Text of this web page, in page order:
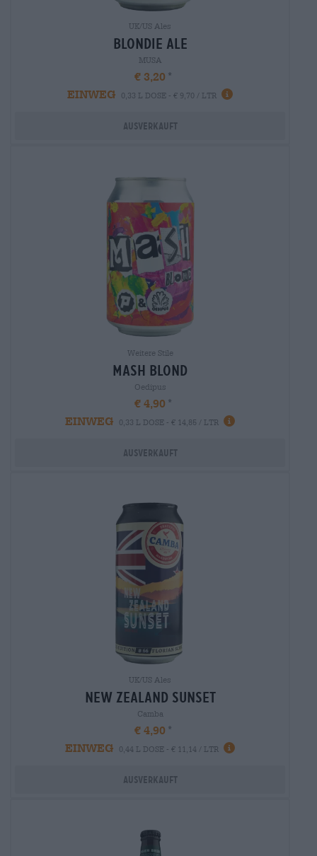
UK/US Ales
blondie ale
MUSA
€ 3,20
EINWEG
0,33 L DOSE - € 9,70 / LTR
Ausverkauft
Weitere Stile
mash blond
Oedipus
€ 4,90
EINWEG
0,33 L DOSE - € 14,85 / LTR
Ausverkauft
UK/US Ales
new zealand sunset
Camba
€ 4,90
EINWEG
0,44 L DOSE - € 11,14 / LTR
Ausverkauft